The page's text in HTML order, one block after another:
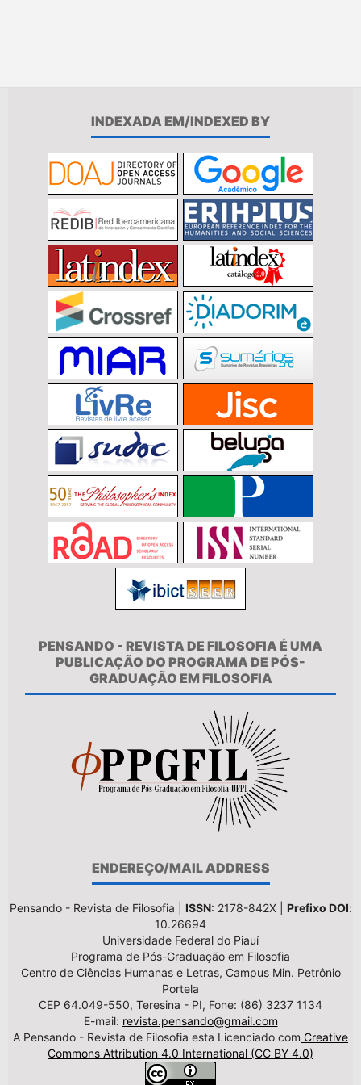
INDEXADA EM/INDEXED BY
PENSANDO - REVISTA DE FILOSOFIA É UMA
PUBLICAÇÃO DO PROGRAMA DE PÓS-
GRADUAÇÃO EM FILOSOFIA
ENDEREÇO/MAIL ADDRESS
Pensando - Revista de Filosofia | ISSN: 2178-842X | Prefixo DOI:
10.26694
Universidade Federal do Piauí
Programa de Pós-Graduação em Filosofia
Centro de Ciências Humanas e Letras, Campus Min. Petrônio
Portela
CEP 64.049-550, Teresina - PI, Fone: (86) 3237 1134
E-mail: revista.pensando@gmail.com
A Pensando - Revista de Filosofia esta Licenciado com Creative
Commons Attribution 4.0 International (CC BY 4.0)